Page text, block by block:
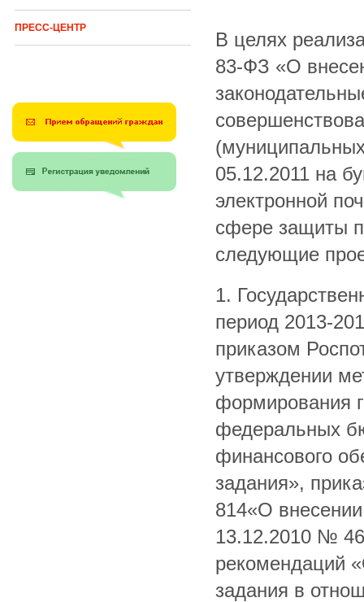
ПРЕСС-ЦЕНТР
В целях
83-ФЗ «О
05.12.2011 на
электронной
сфере защиты
следующие
1.
период 2013-
приказом
утверждении
формирования
федеральных
финансового
задания»,
814«О
13.12.2010 №
рекомендаций
задания в